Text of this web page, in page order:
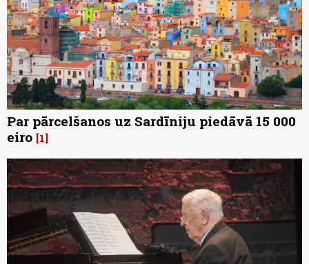
Par pārcelšanos uz Sardīniju piedāvā 15 000
eiro 1